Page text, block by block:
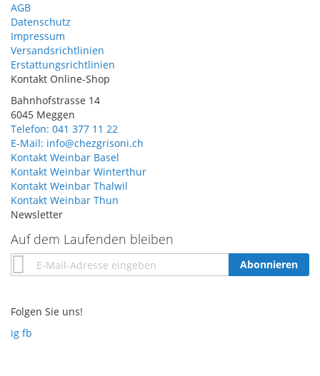
AGB
Datenschutz
Impressum
Versandsrichtlinien
Erstattungsrichtlinien
Kontakt Online-Shop
Bahnhofstrasse 14
6045 Meggen
Telefon: 041 377 11 22
E-Mail: info@chezgrisoni.ch
Kontakt Weinbar Basel
Kontakt Weinbar Winterthur
Kontakt Weinbar Thalwil
Kontakt Weinbar Thun
Newsletter
Auf dem Laufenden bleiben
Annmeldung
zum
Abonnieren
Folgen Sie uns!
ig fb